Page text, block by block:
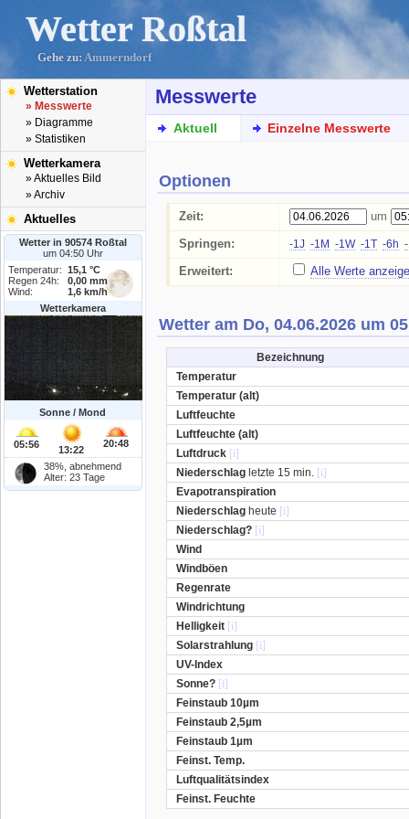
Wetter Roßtal
Gehe zu: Ammerndorf
Wetterstation
» Messwerte
» Diagramme
» Statistiken
Wetterkamera
» Aktuelles Bild
» Archiv
Aktuelles
Wetter in 90574 Roßtal
um 04:50 Uhr
Temperatur:
15,1 °C
Regen 24h:
0,00 mm
Wind:
1,6 km/h
Wetterkamera
Sonne / Mond
05:56 13:22
20:48
38%, abnehmend
Alter: 23 Tage
Messwerte
Aktuell Einzelne Messwerte
Optionen
Zeit:
um
Springen:
-1J -1M -1W -1T -6h
Erweitert: Alle Werte
Wetter am Do, 04.06.2026 um
Bezeichnung
Temperatur
Temperatur (alt)
Luftfeuchte
Luftfeuchte (alt)
Luftdruck [i]
Niederschlag letzte 15 min. [i]
Evapotranspiration
Niederschlag heute [i]
Niederschlag? [i]
Wind
Windböen
Regenrate
Windrichtung
Helligkeit [i]
Solarstrahlung [i]
UV-Index
Sonne? [i]
Feinstaub 10µm
Feinstaub 2,5µm
Feinstaub 1µm
Feinst. Temp.
Luftqualitätsindex
Feinst. Feuchte